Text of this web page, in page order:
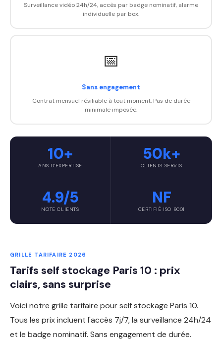
Surveillance vidéo 24h/24, accès par badge nominatif, alarme
individuelle par box.
📅
Sans engagement
Contrat mensuel résiliable à tout moment. Pas de durée
minimale imposée.
10+
ANS D'EXPERTISE
50k+
CLIENTS SERVIS
4.9/5
NOTE CLIENTS
NF
CERTIFIÉ ISO 9001
GRILLE TARIFAIRE 2026
Tarifs self stockage Paris 10 : prix
clairs, sans surprise
Voici notre grille tarifaire pour self stockage Paris 10.
Tous les prix incluent l'accès 7j/7, la surveillance 24h/24
et le badge nominatif. Sans engagement de durée.